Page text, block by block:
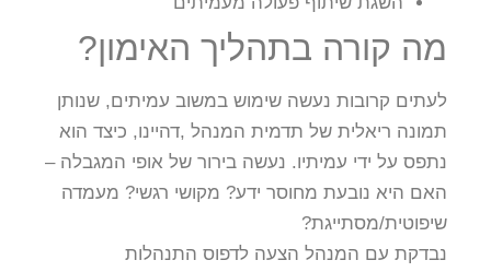
מה קורה בתהליך האימון?
לעתים קרובות נעשה שימוש במשוב עמיתים, שנותן
תמונה ריאלית של תדמית המנהל ,דהיינו, כיצד הוא
נתפס על ידי עמיתיו. נעשה בירור של אופי המגבלה –
האם היא נובעת מחוסר ידע? מקושי רגשי? מעמדה
שיפוטית/מסתייגת?
נבדקת עם המנהל הצעה לדפוס התנהלות